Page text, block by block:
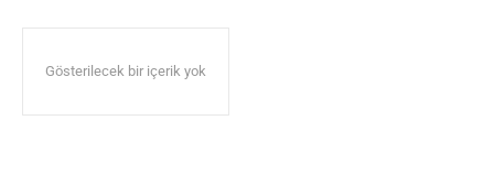
Gösterilecek bir içerik yok